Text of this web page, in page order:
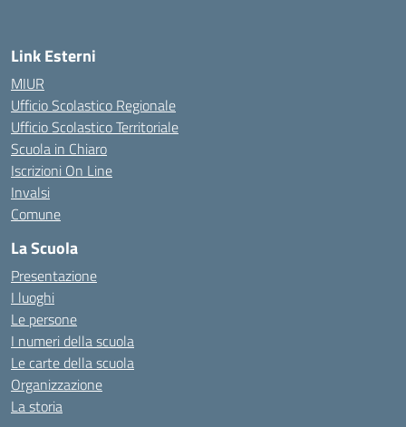
Link Esterni
MIUR
Ufficio Scolastico Regionale
Ufficio Scolastico Territoriale
Scuola in Chiaro
Iscrizioni On Line
Invalsi
Comune
La Scuola
Presentazione
I luoghi
Le persone
I numeri della scuola
Le carte della scuola
Organizzazione
La storia